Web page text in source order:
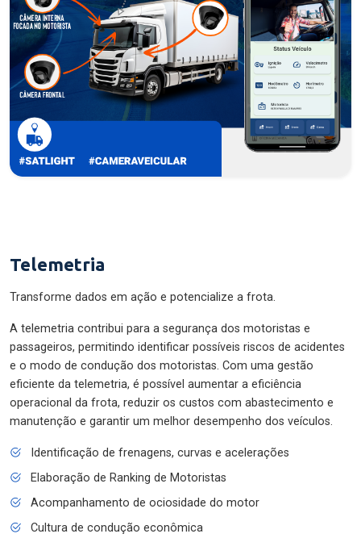
Telemetria
Transforme dados em ação e potencialize a frota.
A telemetria contribui para a segurança dos motoristas e
passageiros, permitindo identificar possíveis riscos de acidentes
e o modo de condução dos motoristas. Com uma gestão
eficiente da telemetria, é possível aumentar a eficiência
operacional da frota, reduzir os custos com abastecimento e
manutenção e garantir um melhor desempenho dos veículos.
Identificação de frenagens, curvas e acelerações
Elaboração de Ranking de Motoristas
Acompanhamento de ociosidade do motor
Cultura de condução econômica